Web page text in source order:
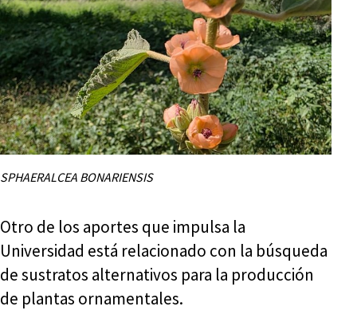
SPHAERALCEA BONARIENSIS
Otro de los aportes que impulsa la
Universidad está relacionado con la búsqueda
de sustratos alternativos para la producción
de plantas ornamentales.